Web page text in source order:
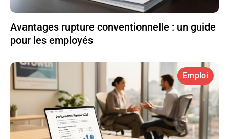
Avantages rupture conventionnelle : un guide
pour les employés
Emploi